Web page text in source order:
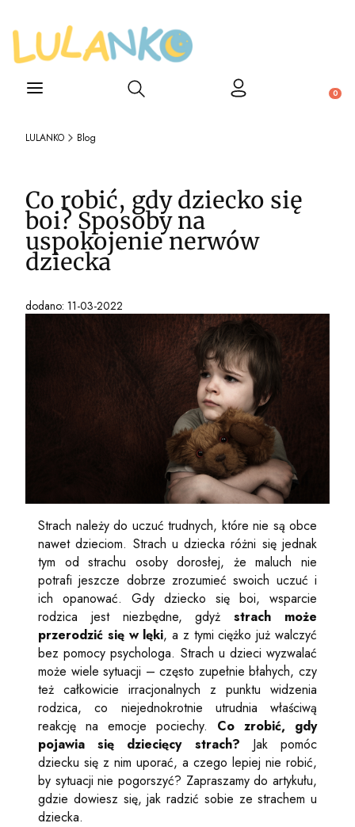
Otwórz wyszukiwarkę
LULANKO Blog
Co robić, gdy dziecko się
boi? Sposoby na
uspokojenie nerwów
dziecka
dodano: 11-03-2022
Strach należy do uczuć trudnych, które nie są obce
nawet dzieciom. Strach u dziecka różni się jednak
tym od strachu osoby dorosłej, że maluch nie
potrafi jeszcze dobrze zrozumieć swoich uczuć i
ich opanować. Gdy dziecko się boi, wsparcie
rodzica jest niezbędne, gdyżstrach może
przerodzić się w lęki, a z tymi ciężko już walczyć
bez pomocy psychologa. Strach u dzieci wyzwalać
może wiele sytuacji – często zupełnie błahych, czy
też całkowicie irracjonalnych z punktu widzenia
rodzica, co niejednokrotnie utrudnia właściwą
reakcję na emocje pociechy. Co zrobić, gdy
pojawia się dziecięcy strach? Jak pomóc
dziecku się z nim uporać, a czego lepiej nie robić,
by sytuacji nie pogorszyć? Zapraszamy do artykułu,
gdzie dowiesz się, jak radzić sobie ze strachem u
dziecka.